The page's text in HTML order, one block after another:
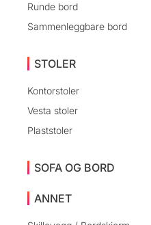
Runde bord
Sammenleggbare bord
STOLER
Kontorstoler
Vesta stoler
Plaststoler
SOFA OG BORD
ANNET